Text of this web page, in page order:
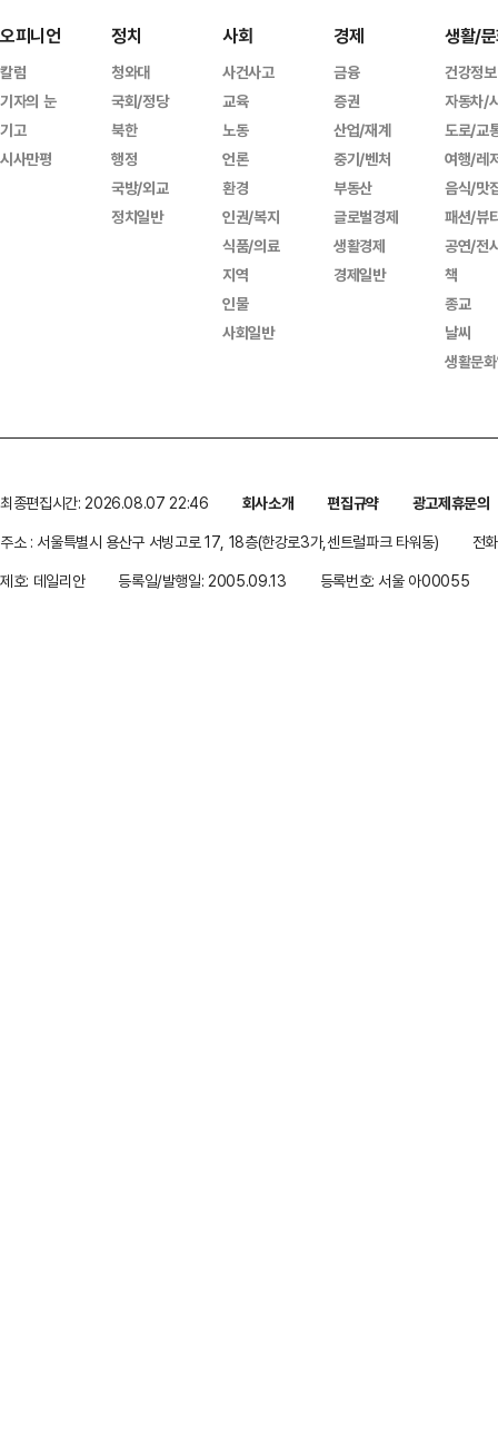
오피니언
칼럼
기자의 눈
기고
시사만평
정치
청와대
국회/정당
북한
행정
국방/외교
정치일반
사회
사건사고
교육
노동
언론
환경
인권/복지
식품/의료
지역
인물
사회일반
경제
금융
증권
산업/재계
중기/벤처
부동산
글로벌경제
생활경제
경제일반
생활/
건강정보
자동차/
도로/교
여행/레
음식/맛
패션/뷰
공연/전
책
종교
날씨
생활문
최종편집시간: 2026.08.07 22:46 회사소개 편집규약
광고제휴문의
주소 : 서울특별시 용산구 서빙고로 17, 18층(한강로3가,센트럴파크 타워동)
전
제호: 데일리안
등록일/발행일: 2005.09.13 등록번호: 서울 아00055